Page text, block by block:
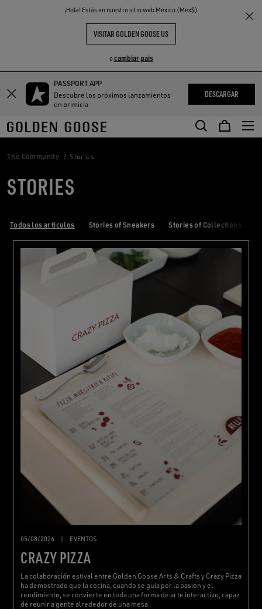
¡Hola! Estás en nuestro sitio web México (Mex$)
VISITAR GOLDEN GOOSE US
ocambiar pais
PASSPORT APP
Descubre los próximos lanzamientos
en primicia
DESCARGAR
THE
COMMUNITY
The Community Stories
STORIES
Todos los articulos Stories of Sneakers Stories of Collections
05/08/2026 | EVENTOS
CRAZY PIZZA
La colaboración estival entre Golden Goose Arts & Crafts y Crazy Pizza
ha demostrado que la cocina, cuando se guía por la pasión y el
rendimiento, se convierte en toda una forma de arte interactivo, capaz
de reunir a gente alrededor de una mesa.